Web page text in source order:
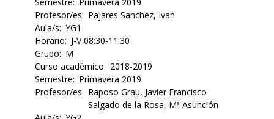
Profesor/es
Pajares Sanchez, Ivan
Aula/s YG1
Horario
J-V 08:30-11:30
Grupo
M
Curso académico
2018-2019
Semestre
Primavera 2019
Profesor/es
Raposo Grau, Javier Francisco
Salgado de la Rosa, Mª Asunción